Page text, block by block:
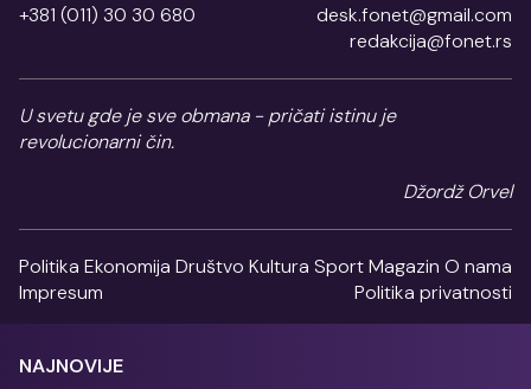
+381 (011) 30 30 680
desk.fonet@gmail.com
redakcija@fonet.rs
U svetu gde je sve obmana - pričati istinu je
revolucionarni čin.
Džordž Orvel
Politika Ekonomija Društvo Kultura SportMagazin O nama
Impresum
Politika privatnosti
NAJNOVIJE